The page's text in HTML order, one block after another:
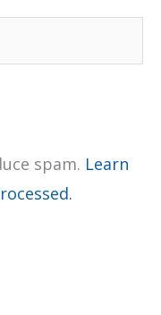
spam. Learn